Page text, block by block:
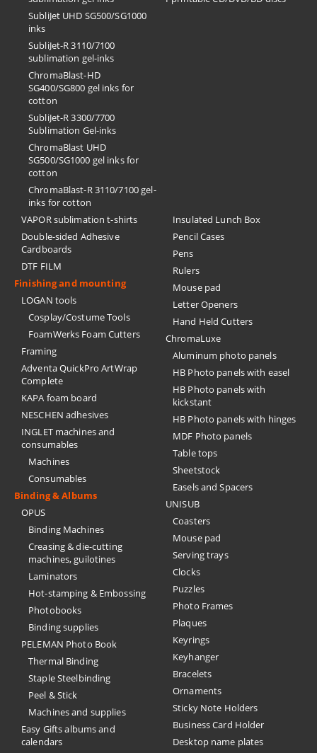
SubliJet UHD SG500/SG1000
inks
SubliJet-R 3110/7100
sublimation gel-inks
ChromaBlast-HD
SG400/SG800 gel inks for
cotton
SubliJet-R 3300/7700
Sublimation Gel-inks
ChromaBlast UHD
SG500/SG1000 gel inks for
cotton
ChromaBlast-R 3110/7100 gel-
inks for cotton
VAPOR sublimation t-shirts
Double-sided Adhesive
Cardboards
DTF FILM
Finishing and mounting
LOGAN tools
Cosplay/Costume Tools
FoamWerks Foam Cutters
Framing
Adventa QuickPro ArtWrap
Complete
KAPA foam board
NESCHEN adhesives
INGLET machines and
consumables
Machines
Consumables
Binding & Albums
OPUS
Binding Machines
Creasing & die-cutting
machines, guilotines
Laminators
Hot-stamping & Embossing
Photobooks
Binding supplies
PELEMAN Photo Book
Thermal Binding
Staple Steelbinding
Peel & Stick
Machines and supplies
Easy Gifts albums and
calendars
Insulated Lunch Box
Pencil Cases
Pens
Rulers
Mouse pad
Letter Openers
Hand Held Cutters
ChromaLuxe
Aluminum photo panels
HB Photo panels with easel
HB Photo panels with
kickstant
HB Photo panels with hinges
MDF Photo panels
Table tops
Sheetstock
Easels and Spacers
UNISUB
Coasters
Mouse pad
Serving trays
Clocks
Puzzles
Photo Frames
Plaques
Keyrings
Keyhanger
Bracelets
Ornaments
Sticky Note Holders
Business Card Holder
Desktop name plates